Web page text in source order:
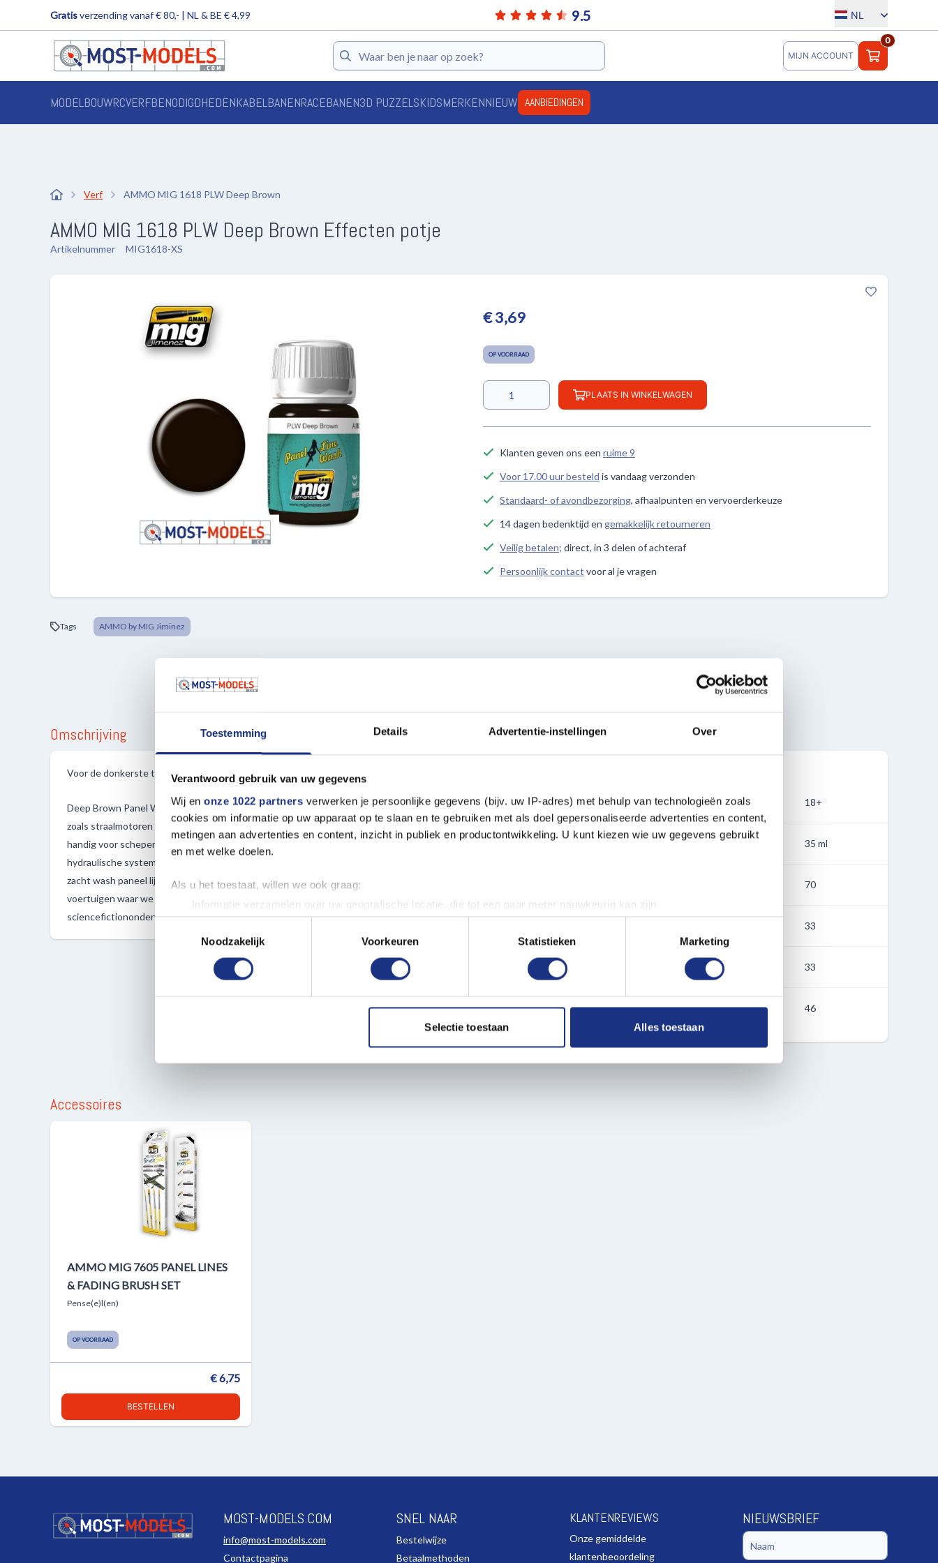
Toestemming Details Advertentie-instellingen Over
Verantwoord gebruik van uw gegevens
Wij en onze 1022 partners verwerken je persoonlijke gegevens (bijv. uw IP-adres) met behulp van technologieën zoals
cookies om informatie op uw apparaat op te slaan en te gebruiken met als doel gepersonaliseerde advertenties en content,
metingen aan advertenties en content, inzicht in publiek en productontwikkeling. U kunt kiezen wie uw gegevens gebruikt
en met welke doelen.
Als u het toestaat, willen we ook graag:
Informatie verzamelen over uw geografische locatie, die tot een paar meter nauwkeurig kan zijn
Uw apparaat identificeren door het actief te scannen op specifieke eigenschappen (fingerprinting)
Lees meer over hoe uw persoonlijke gegevens worden verwerkt en stel uw voorkeuren in het
detailgedeeltein. U kunt uw
toestemming op elk moment wijzigen of intrekken in de Cookieverklaring.
websiteverkeer te analyseren. Ook delen we informatie over uw gebruik van onze site met onze partners voor social
media, adverteren en analyse. Deze partners kunnen deze gegevens combineren met andere informatie die u aan ze heeft
Noodzakelijk
Voorkeuren Statistieken Marketing
Selectie toestaan Alles toestaan
9.5
Gratisverzending vanaf € 80,- | NL & BE € 4,99 NL
MIJN ACCOUNT
0
Zoeken
MODELBOUWRCVERFBENODIGDHEDENKABELBANENRACEBANEN3D PUZZELSKIDSMERKENNIEUW AANBIEDINGEN
Verf AMMO MIG 1618 PLW Deep Brown
AMMO MIG 1618 PLW Deep Brown Effecten potje
Artikelnummer MIG1618-XS
€ 3,69
OP VOORRAAD
PLAATS IN WINKELWAGEN
Klanten geven ons een ruime 9
Voor 17.00 uur besteld is vandaag verzonden
Standaard- of avondbezorging, afhaalpunten en vervoerderkeuze
14 dagen bedenktijd en gemakkelijk retourneren
Veilig betalen; direct, in 3 delen of achteraf
Persoonlijk contact voor al je vragen
Tags AMMO by MIG Jiminez
Omschrijving
Voor de donkerste tinten metallic oppervlakken. Enamel.
Deep Brown Panel Wash. Perfect voor de donkerste tinten metallic oppervlakken
zoals straalmotoren en hydraulische veringen van moderne vliegtuigen. Het is ook
handig voor schepen, Science Fiction-onderwerpen en elk voertuig met motoren of
hydraulische systemen. Ons Panel Line Wash-assortiment is speciaal ontworpen om
zacht wash paneel lijnen in vliegtuigen te creëren. Het is ook perfect voor andere
voertuigen waar we subtiele effecten willen verkrijgen, zoals
sciencefictiononderwerpen, schepen en treinen.
Eigenschappen
Aanbevolen leeftijd 18+
35 ml
70
33
Verpakkingsdoos hoogte in mm 33
Verpakt gewicht in gram 46
Accessoires
AMMO MIG 7605 PANEL LINES
& FADING BRUSH SET
Pense(e)l(en)
OP VOORRAAD
€ 6,75
BESTELLEN
MOST-MODELS.COM
info@most-models.com
Contactpagina
SNEL NAAR
Bestelwijze
Betaalmethoden
KLANTENREVIEWS
Onze gemiddelde
klantenbeoordeling
NIEUWSBRIEF